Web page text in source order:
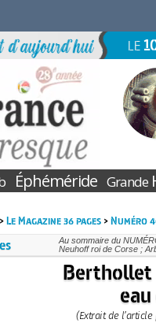
LE
Éphéméride Grande
Le Magazine 36 pages>Numéro
Au sommaire du
Neuhoff roi de Corse ;
Berthollet
(Extrait de